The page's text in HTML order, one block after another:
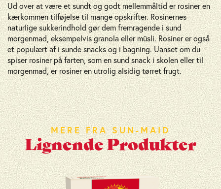
Ud over at være et sundt og godt mellemmåltid er rosiner en
kærkommen tilføjelse til mange opskrifter. Rosinernes
naturlige sukkerindhold gør dem fremragende i sund
morgenmad, eksempelvis granola eller müsli. Rosiner er også
et populært af i sunde snacks og i bagning. Uanset om du
spiser rosiner på farten, som en sund snack i skolen eller til
morgenmad, er rosiner en utrolig alsidig tørret frugt.
MERE FRA SUN-MAID
Lignende Produkter